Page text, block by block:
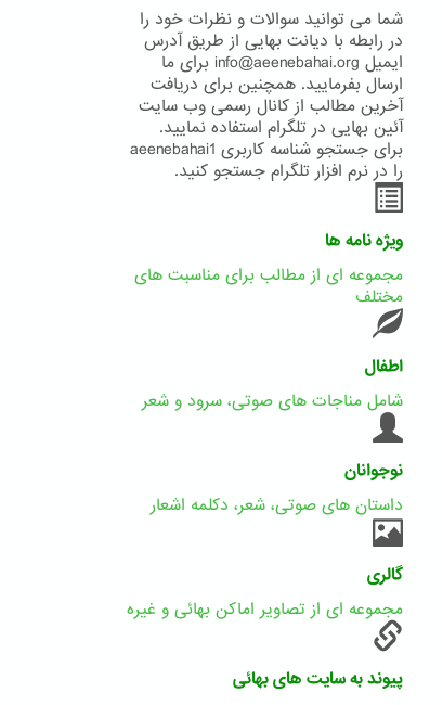
شما می توانید سوالات و نظرات خود را
در رابطه با دیانت بهایی از طریق آدرس
ایمیل info@aeenebahai.org برای ما
ارسال بفرمایید. همچنین برای دریافت
آخرین مطالب از کانال رسمی وب سایت
آئین بهایی در تلگرام استفاده نمایید.
برای جستجو شناسه کاربری aeenebahai1
را در نرم افزار تلگرام جستجو کنید.
ویژه نامه ها
مجموعه ای از مطالب برای مناسبت های
مختلف
اطفال
شامل مناجات های صوتی، سرود و شعر
نوجوانان
داستان های صوتی، شعر، دکلمه اشعار
گالری
مجموعه ای از تصاویر اماکن بهائی و غیره
پیوند به سایت های بهائی